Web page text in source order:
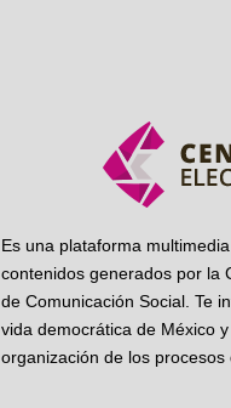
Es una plataforma
contenidos generados por la
de Comunicación Social. Te
vida democrática de México
organización de los procesos